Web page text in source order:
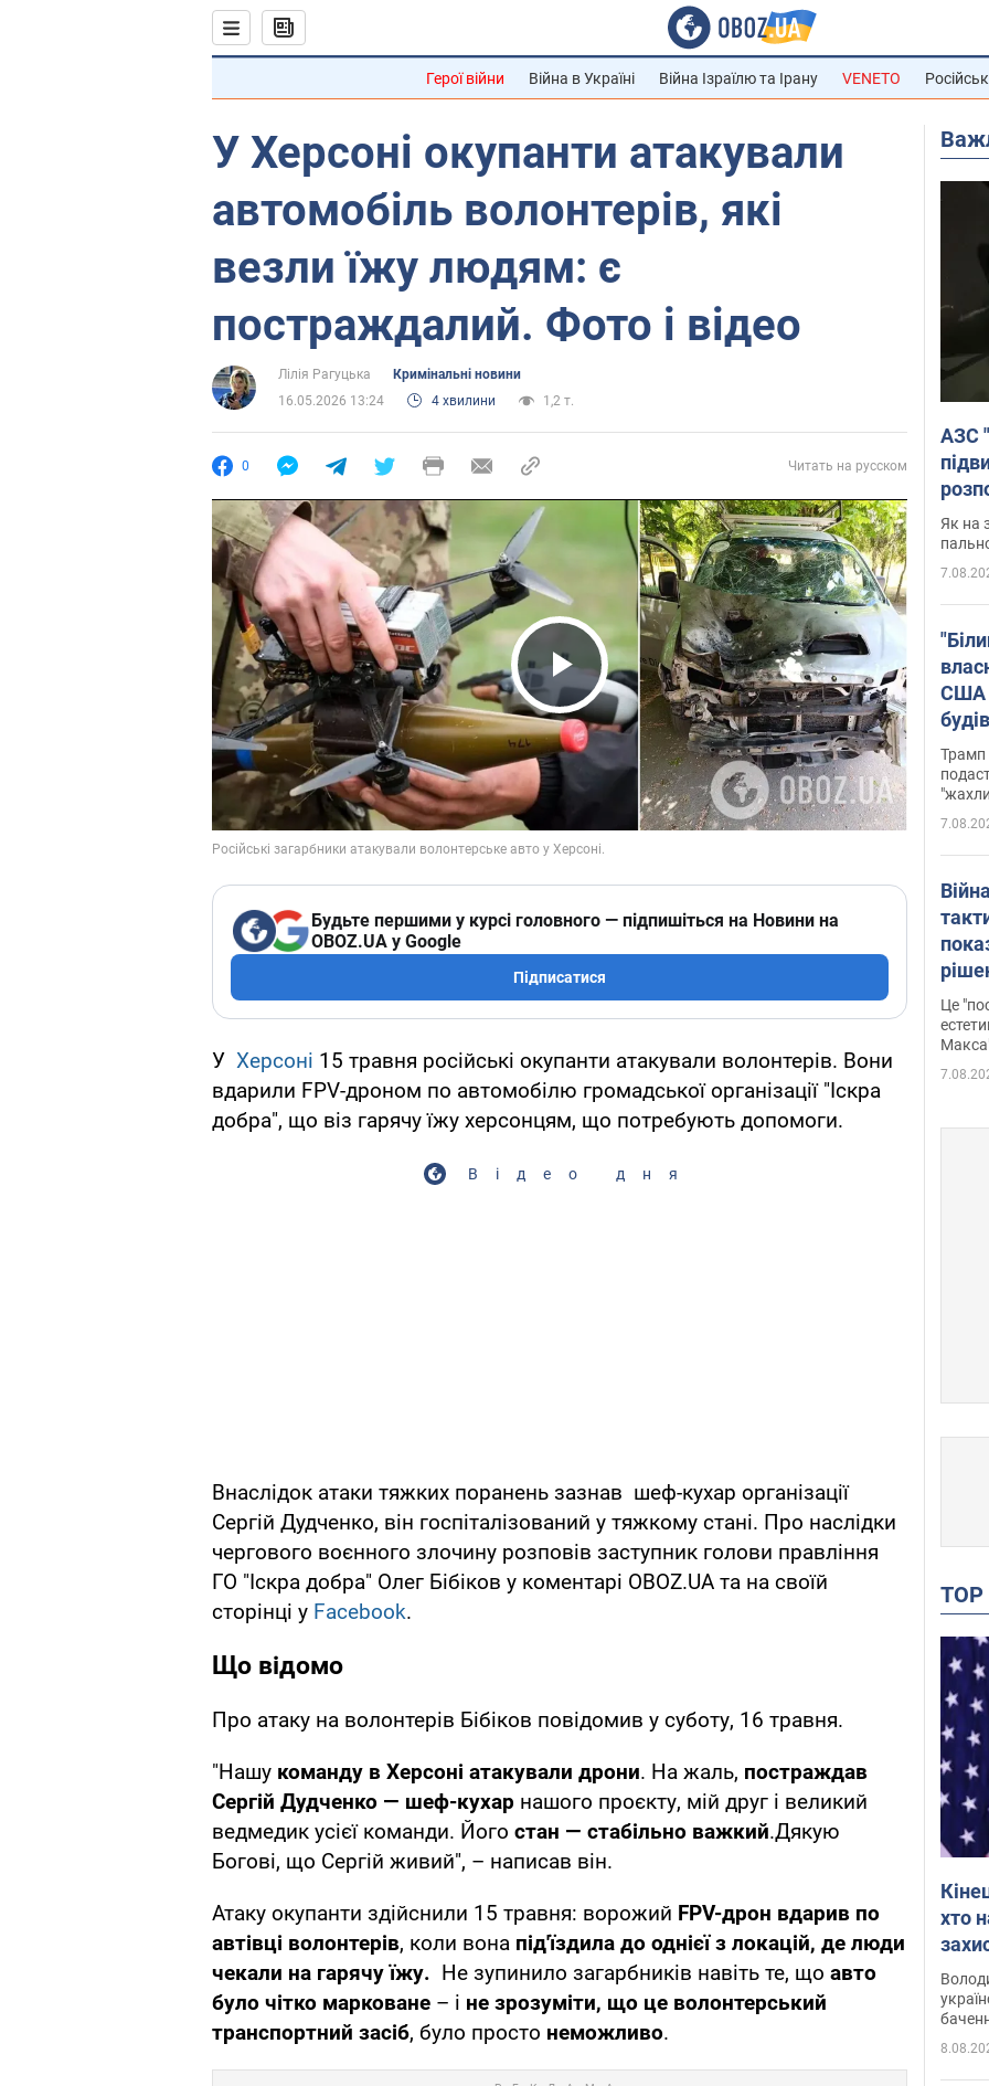
Герої війни Війна в Україні Війна Ізраїлю та Ірану VENETO
У Херсоні окупанти атакували
автомобіль волонтерів, які
везли їжу людям: є
постраждалий. Фото і відео
Лілія Рагуцька
Кримінальні новини
16.05.2026 13:24
4 хвилини 1,2 т.
0 Читать на русском
Play Video
Будьте першими у курсі головного — підпишіться на Новини на
OBOZ.UA у Google
Підписатися
У Херсоні 15 травня російські окупанти атакували волонтерів. Вони
вдарили FPV-дроном по автомобілю громадської організації "Іскра
добра", що віз гарячу їжу херсонцям, що потребують допомоги.
Відео дня
Внаслідок атаки тяжких поранень зазнав шеф-кухар організації
Сергій Дудченко, він госпіталізований у тяжкому стані. Про наслідки
чергового воєнного злочину розповів заступник голови правління
ГО "Іскра добра" Олег Бібіков у коментарі OBOZ.UA та на своїй
сторінці у Facebook.
Що відомо
Про атаку на волонтерів Бібіков повідомив у суботу, 16 травня.
"Нашу команду в Херсоні атакували дрони. На жаль, постраждав
Сергій Дудченко — шеф-кухар нашого проєкту, мій друг і великий
ведмедик усієї команди. Його стан — стабільно важкий.Дякую
Богові, що Сергій живий", – написав він.
Атаку окупанти здійснили 15 травня: ворожий FPV-дрон вдарив по
автівці волонтерів, коли вона під'їздила до однієї з локацій, де люди
чекали на гарячу їжу. Не зупинило загарбників навіть те, що авто
було чітко марковане – і не зрозуміти, що це волонтерський
транспортний засіб, було просто неможливо.
АЗС
Як на
США
зали
Трамп
Фото
Це
хто
у